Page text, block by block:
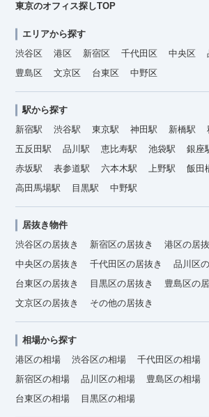
東京のオフィス探しTOP
エリアから探す
渋谷区
港区 新宿区 千代田区 中央区
豊島区
文京区 台東区 中野区
駅から探す
新宿駅
渋谷駅 東京駅 神田駅 新橋駅
五反田駅
品川駅 恵比寿駅 池袋駅 銀座
赤坂駅
表参道駅 六本木駅 上野駅 飯田
高田馬場駅
目黒駅 中野駅
居抜き物件
渋谷区の居抜き
新宿区の居抜き
港区の居
中央区の居抜き
千代田区の居抜き
品川区
台東区の居抜き
目黒区の居抜き
豊島区の
文京区の居抜き
その他の居抜き
相場から探す
港区の相場
渋谷区の相場 千代田区の相場
新宿区の相場
品川区の相場 豊島区の相場
台東区の相場
目黒区の相場